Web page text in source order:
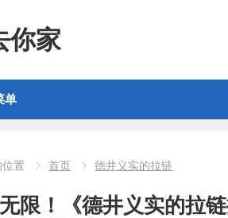
你家
单
置 首页 德井义实的拉链
限！《德井义实的拉